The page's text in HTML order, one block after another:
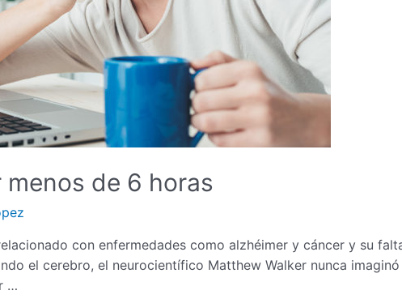
de 6 horas
con enfermedades como alzhéimer y cáncer y su
el cerebro, el neurocientífico Matthew Walker nunca
…